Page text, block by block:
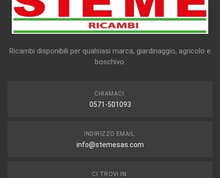
Ricambi disponibili per qualsiasi marca, giardinaggio, agricolo e
boschivo.
CHIAMACI:
0571-501093
INDIRIZZO EMAIL:
info@stemesas.com
CI TROVI IN: